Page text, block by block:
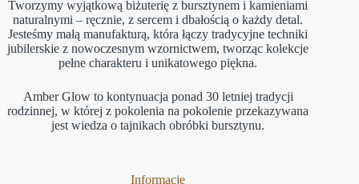
Tworzymy wyjątkową biżuterię z bursztynem i kamieniami
naturalnymi – ręcznie, z sercem i dbałością o każdy detal.
Jesteśmy małą manufakturą, która łączy tradycyjne techniki
jubilerskie z nowoczesnym wzornictwem, tworząc kolekcje
pełne charakteru i unikatowego piękna.
Amber Glow to kontynuacja ponad 30 letniej tradycji
rodzinnej, w której z pokolenia na pokolenie przekazywana
jest wiedza o tajnikach obróbki bursztynu.
Informacje